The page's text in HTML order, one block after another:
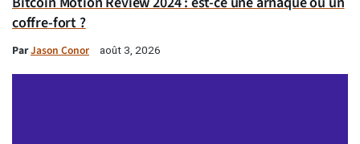
coffre-fort ?
ParJason Conor août 3, 2026